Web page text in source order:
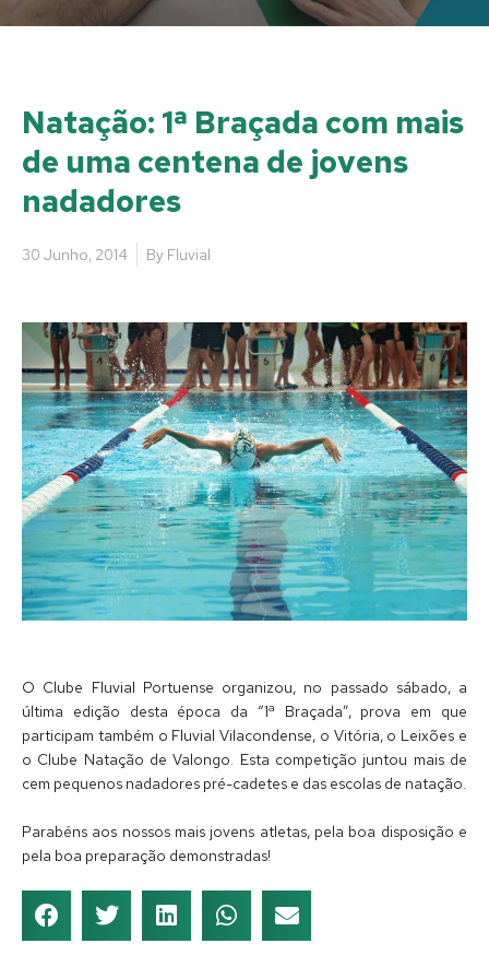
Natação: 1ª Braçada com mais
de uma centena de jovens
nadadores
30 Junho, 2014 By Fluvial
O Clube Fluvial Portuense organizou, no passado sábado, a
última edição desta época da “1ª Braçada”, prova em que
participam também o Fluvial Vilacondense, o Vitória, o Leixões e
o Clube Natação de Valongo. Esta competição juntou mais de
cem pequenos nadadores pré-cadetes e das escolas de natação.
Parabéns aos nossos mais jovens atletas, pela boa disposição e
pela boa preparação demonstradas!